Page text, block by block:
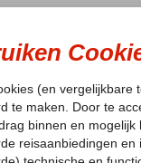
LAST MINUTE